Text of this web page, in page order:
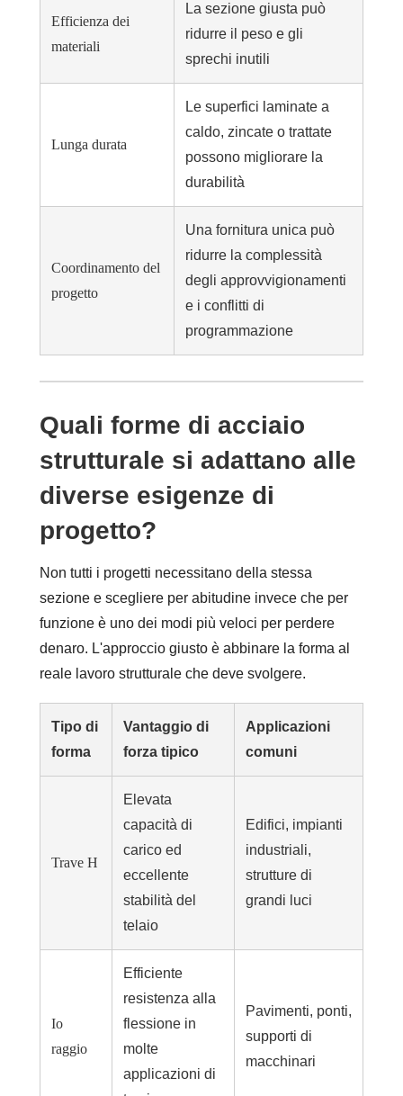
Efficienza dei
materiali
La sezione giusta può
ridurre il peso e gli
sprechi inutili
Lunga durata
Le superfici laminate a
caldo, zincate o trattate
possono migliorare la
durabilità
Coordinamento del
progetto
Una fornitura unica può
ridurre la complessità
degli approvvigionamenti
e i conflitti di
programmazione
Quali forme di acciaio
strutturale si adattano alle
diverse esigenze di
progetto?
Non tutti i progetti necessitano della stessa
sezione e scegliere per abitudine invece che per
funzione è uno dei modi più veloci per perdere
denaro. L'approccio giusto è abbinare la forma al
reale lavoro strutturale che deve svolgere.
Tipo di
forma
Vantaggio di
forza tipico
Applicazioni
comuni
Trave H
Elevata
capacità di
carico ed
eccellente
stabilità del
telaio
Edifici, impianti
industriali,
strutture di
grandi luci
Io
raggio
Efficiente
resistenza alla
flessione in
molte
applicazioni di
Pavimenti, ponti,
supporti di
macchinari